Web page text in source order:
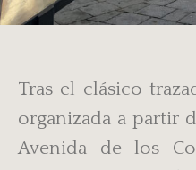
Tras el clásico
organizada a partir
Avenida de los